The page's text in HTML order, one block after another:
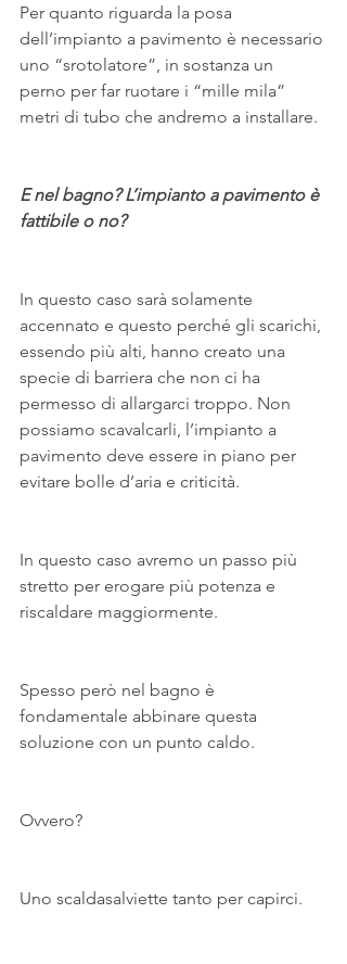
Per quanto riguarda la posa
dell’impianto a pavimento è necessario
uno “srotolatore”, in sostanza un
perno per far ruotare i “mille mila”
metri di tubo che andremo a installare.
E nel bagno? L’impianto a pavimento è
fattibile o no?
In questo caso sarà solamente
accennato e questo perché gli scarichi,
essendo più alti, hanno creato una
specie di barriera che non ci ha
permesso di allargarci troppo. Non
possiamo scavalcarli, l’impianto a
pavimento deve essere in piano per
evitare bolle d’aria e criticità.
In questo caso avremo un passo più
stretto per erogare più potenza e
riscaldare maggiormente.
Spesso però nel bagno è
fondamentale abbinare questa
soluzione con un punto caldo.
Ovvero?
Uno scaldasalviette tanto per capirci.